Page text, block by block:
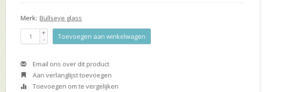
Merk: Bullseye glass
+
- Toevoegen aan winkelwagen
Email ons over dit product
Aan verlanglijst toevoegen
Toevoegen om te vergelijken